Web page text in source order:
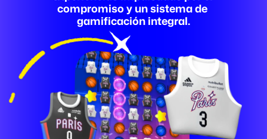
compromiso y un sistema de
gamificación integral.